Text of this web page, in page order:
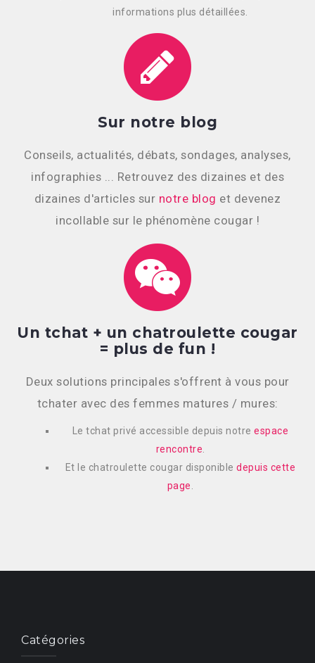
informations plus détaillées.
Sur notre blog
Conseils, actualités, débats, sondages, analyses,
infographies ... Retrouvez des dizaines et des
dizaines d'articles sur notre blog et devenez
incollable sur le phénomène cougar !
Un tchat + un chatroulette cougar
= plus de fun !
Deux solutions principales s'offrent à vous pour
tchater avec des femmes matures / mures:
Le tchat privé accessible depuis notreespace
rencontre
Et le chatroulette cougar disponibledepuis cette
page
Catégories